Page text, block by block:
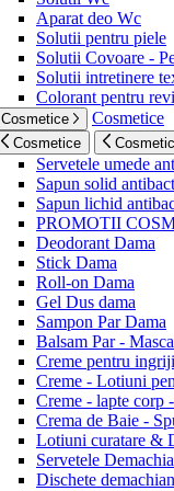
Aparat deo Wc
Solutii pentru piele
Solutii Covoare -
Solutii intretinere
Colorant pentru
Cosmetice Cosmetice
Cosmetice
Servetele umede
Sapun solid
Sapun lichid
PROMOTII
Deodorant Dama
Stick Dama
Roll-on Dama
Gel Dus dama
Sampon Par Dama
Balsam Par -
Creme pentru
Creme - Lotiuni
Creme - lapte corp
Crema de Baie -
Lotiuni curatare &
Servetele
Dischete